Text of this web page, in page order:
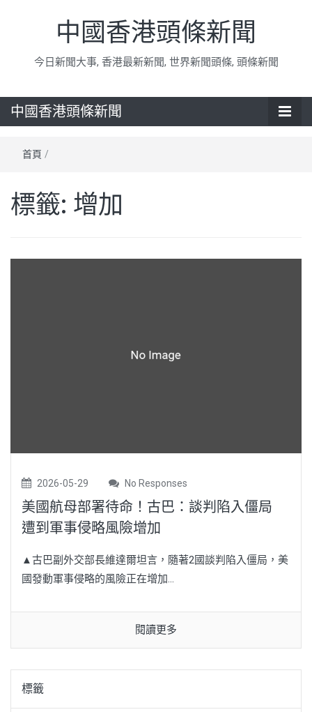
中國香港頭條新聞
今日新聞大事, 香港最新新聞, 世界新聞頭條, 頭條新聞
中國香港頭條新聞
首頁 /
標籤: 增加
2026-05-29 No Responses
美國航母部署待命！古巴：談判陷入僵局
遭到軍事侵略風險增加
▲古巴副外交部長維達爾坦言，隨著2國談判陷入僵局，美
國發動軍事侵略的風險正在增加...
閱讀更多
標籤